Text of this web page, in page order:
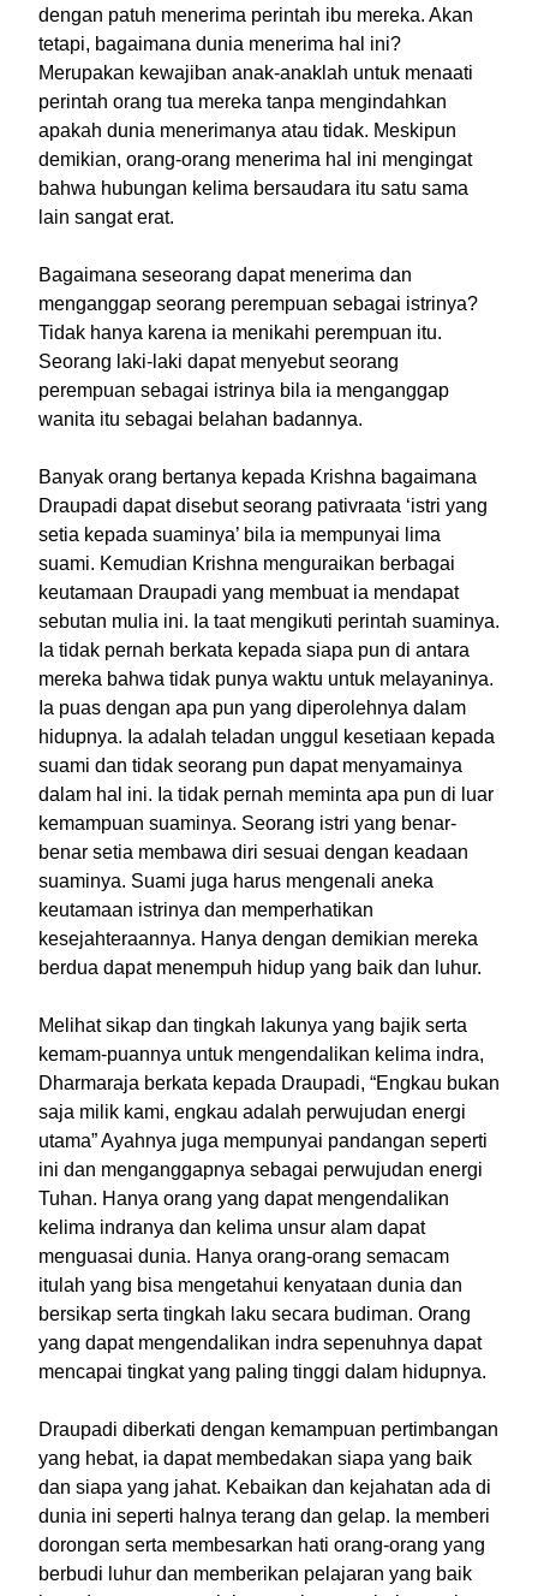
dengan patuh menerima perintah ibu mereka. Akan
tetapi, bagaimana dunia menerima hal ini?
Merupakan kewajiban anak-anaklah untuk menaati
perintah orang tua mereka tanpa mengindahkan
apakah dunia menerimanya atau tidak. Meskipun
demikian, orang-orang menerima hal ini mengingat
bahwa hubungan kelima bersaudara itu satu sama
lain sangat erat.
Bagaimana seseorang dapat menerima dan
menganggap seorang perempuan sebagai istrinya?
Tidak hanya karena ia menikahi perempuan itu.
Seorang laki-laki dapat menyebut seorang
perempuan sebagai istrinya bila ia menganggap
wanita itu sebagai belahan badannya.
Banyak orang bertanya kepada Krishna bagaimana
Draupadi dapat disebut seorang pativraata ‘istri yang
setia kepada suaminya’ bila ia mempunyai lima
suami. Kemudian Krishna menguraikan berbagai
keutamaan Draupadi yang membuat ia mendapat
sebutan mulia ini. Ia taat mengikuti perintah suaminya.
Ia tidak pernah berkata kepada siapa pun di antara
mereka bahwa tidak punya waktu untuk melayaninya.
Ia puas dengan apa pun yang diperolehnya dalam
hidupnya. Ia adalah teladan unggul kesetiaan kepada
suami dan tidak seorang pun dapat menyamainya
dalam hal ini. Ia tidak pernah meminta apa pun di luar
kemampuan suaminya. Seorang istri yang benar-
benar setia membawa diri sesuai dengan keadaan
suaminya. Suami juga harus mengenali aneka
keutamaan istrinya dan memperhatikan
kesejahteraannya. Hanya dengan demikian mereka
berdua dapat menempuh hidup yang baik dan luhur.
Melihat sikap dan tingkah lakunya yang bajik serta
kemam-puannya untuk mengendalikan kelima indra,
Dharmaraja berkata kepada Draupadi, “Engkau bukan
saja milik kami, engkau adalah perwujudan energi
utama” Ayahnya juga mempunyai pandangan seperti
ini dan menganggapnya sebagai perwujudan energi
Tuhan. Hanya orang yang dapat mengendalikan
kelima indranya dan kelima unsur alam dapat
menguasai dunia. Hanya orang-orang semacam
itulah yang bisa mengetahui kenyataan dunia dan
bersikap serta tingkah laku secara budiman. Orang
yang dapat mengendalikan indra sepenuhnya dapat
mencapai tingkat yang paling tinggi dalam hidupnya.
Draupadi diberkati dengan kemampuan pertimbangan
yang hebat, ia dapat membedakan siapa yang baik
dan siapa yang jahat. Kebaikan dan kejahatan ada di
dunia ini seperti halnya terang dan gelap. Ia memberi
dorongan serta membesarkan hati orang-orang yang
berbudi luhur dan memberikan pelajaran yang baik